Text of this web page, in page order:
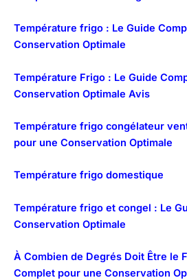
Température frigo : Le Guide
Conservation Optimale
Température Frigo : Le Guide
Conservation Optimale Avis
Température frigo congélateur
pour une Conservation Optimale
Température frigo domestique
Température frigo et congel : Le
Conservation Optimale
À Combien de Degrés Doit Être le
Complet pour une Conservation